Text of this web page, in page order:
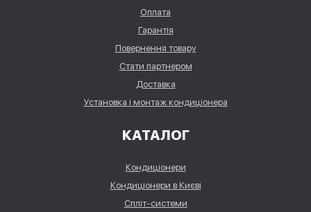
Оплата
Гарантія
Повернення товару
Стати партнером
Доставка
Установка і монтаж кондиціонера
КАТАЛОГ
Кондиціонери
Кондиціонери в Києві
Спліт-системи